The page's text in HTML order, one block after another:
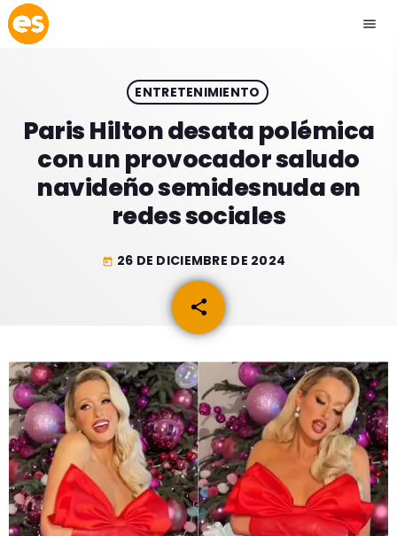
menu
play_arrow EMISIÓN LA PAZ
play_arrow EMISIÓN COCHABAMBA
ESLATINO NEWS
ESPECTÁCULOS
GEEKERS
MÚSICA
ENTRETENIMIENTO
INICIO
RADIO SPLENDID
CONTACTO
ENTRETENIMIENTO
Paris Hilton desata polémica
con un provocador saludo
navideño semidesnuda en
redes sociales
today 26 DE DICIEMBRE DE 2024
share
email